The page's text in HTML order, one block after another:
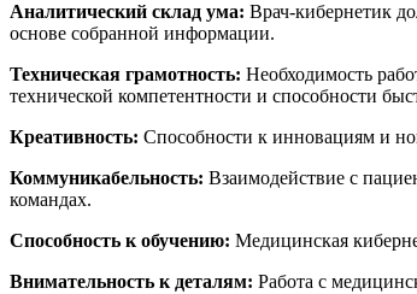
Аналитический склад ума: Врач-кибернетик
основе собранной информации.
Техническая грамотность: Необходимость
технической компетентности и способности
Креативность: Способности к инновациям и
Коммуникабельность: Взаимодействие с
командах.
Способность к обучению: Медицинская
Внимательность к деталям: Работа с